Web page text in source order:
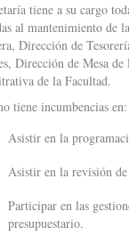
tiene a su cargo
al mantenimiento de
Dirección de
Dirección de Mesa
de la Facultad.
tiene incumbencias en:
Asistir en la
Asistir en la revisión
Participar en las
presupuestario.